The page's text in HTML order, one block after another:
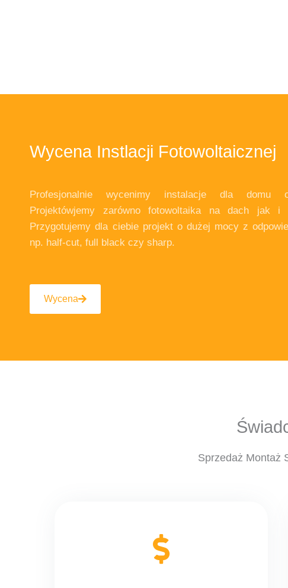
Wycena Instlacji Fotowoltaicznej
Profesjonalnie wycenimy instalacje dla domu
Projektówjemy zarówno fotowoltaika na dach jak i
Przygotujemy dla ciebie projekt o dużej mocy z
np. half-cut, full black czy sharp.
Wycena
Sprzedaż Montaż